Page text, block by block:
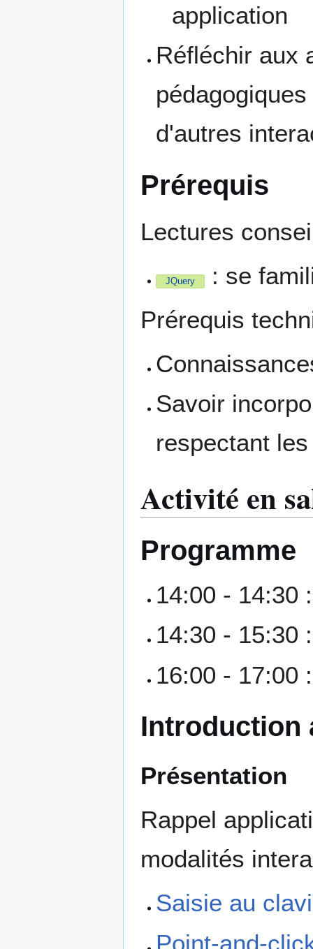
application
Réfléchir aux
d'autres
Prérequis
Lectures
JQuery
: se
Prérequis
Savoir
respectant
Activité en
Programme
14:00 - 14:30
14:30 - 15:30
16:00 - 17:00
Introduction
Présentation
Rappel
modalités
Saisie au
Point-and-